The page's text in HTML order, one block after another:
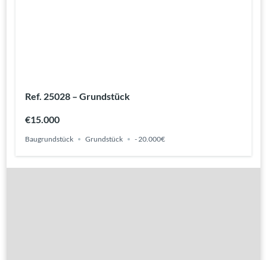
Ref. 25028 – Grundstück
€15.000
Baugrundstück Grundstück - 20.000€